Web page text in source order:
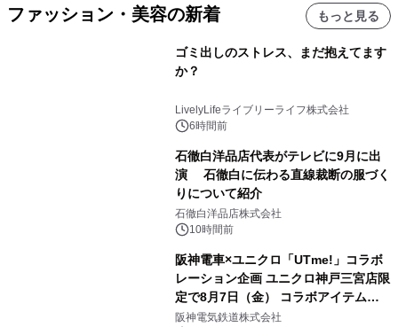
ファッション・美容の新着 もっと見る
ゴミ出しのストレス、まだ抱えてます
か？
LivelyLifeライブリーライフ株式会社
6時間前
石徹白洋品店代表がテレビに9月に出
演 石徹白に伝わる直線裁断の服づく
りについて紹介
石徹白洋品店株式会社
10時間前
阪神電車×ユニクロ「UTme!」コラボ
レーション企画 ユニクロ神戸三宮店限
定で8月7日（金） コラボアイテムが
発売決定！
阪神電気鉄道株式会社